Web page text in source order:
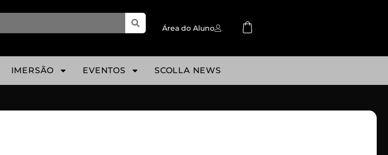
Área do Aluno
IMERSÃO EVENTOS SCOLLA NEWS